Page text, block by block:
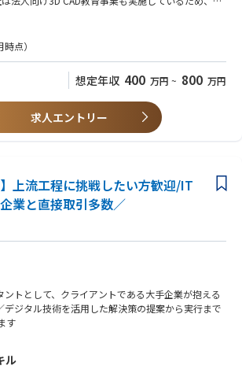
／RPA等）
～3年程度の期間で開発します。
視界外装設計の熟練暗黙知×3Dデジタル変革：導入
導入効果 - 設計工数70%削減および標準化を実現 -
るため、クライアントのニーズに沿ったオンリーワ
ョン・ツールを提供可能です。
ューションとなる可能性があること
上や残業時間削減」「作業の自動化や効率化」な
きな課題に対して、有効なアプローチ手法を身につ
計プロセスノウハウ」と「3D CADのノウハウ」を
クなソリューション提案が可能なこと
件以上の業務自動化・効率化実績があること
可能です。
CADの導入、設計支援
、RPA活用経験
のご経験はなくても、入社後のキャッチアップが
を目指したい方
欲している方
どのようにすればできるかを考えたい方
点）
想定年収 400 万円 ~ 800 万円
求人エントリー
】上流工程に挑戦したい方歓迎/IT
業と直接取引多数／
ントとして、クライアントである大手企業が抱える
デジタル技術を活用した解決策の提案から実行まで
す
じて業務をお任せ致します。
ル